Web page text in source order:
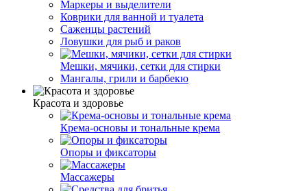
Маркеры и выделители
Коврики для ванной и туалета
Саженцы растений
Ловушки для рыб и раков
Мешки, мячики, сетки для стирки
Мангалы, грили и барбекю
Красота и здоровье
Крема-основы и тональные крема
Опоры и фиксаторы
Массажеры